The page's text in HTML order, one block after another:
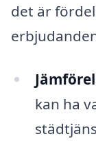
det är
kan ha